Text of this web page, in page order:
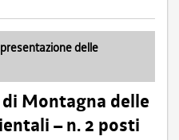
delle
Montagna delle
– n. 2 posti